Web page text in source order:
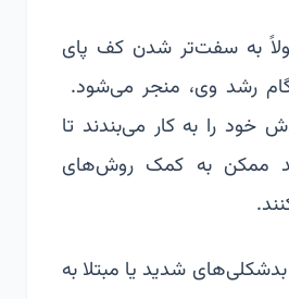
به سفت‌تر شدن کف پای
رشد وی، منجر می‌شود.
خود را به کار می‌بندند تا
ممکن به کمک روش‌های
بدشکلی‌های شدید یا مبتلا به